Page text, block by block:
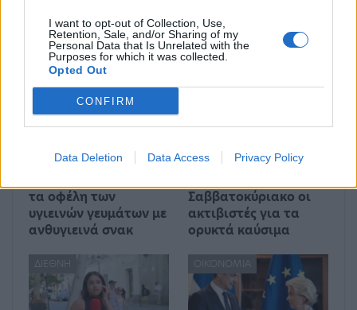
I want to opt-out of Collection, Use,
Retention, Sale, and/or Sharing of my
Personal Data that Is Unrelated with the
Purposes for which it was collected.
Opted Out
CONFIRM
Data Deletion Data Access Privacy Policy
Μπορεί επίσης να σε ενδιαφέρει
ΔΙΕΘΝΉ
τα οφέλη των
υγιεινών γευμάτων με
ανθυγιεινά σνακ
Σαββατοκύριακο οι
ακτιβιστές για τα
ορυκτά καύσιμα
ΔΙΕΘΝΉ ΟΙΚΟΝΟΜΊΑ